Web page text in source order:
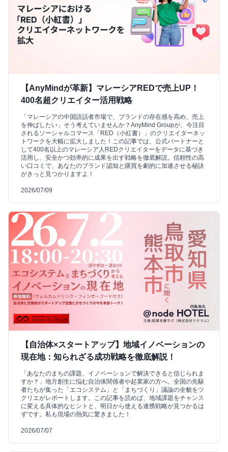
【AnyMindが革新】マレーシアREDで売上UP！
400名超クリエイター活用戦略
「マレーシアの中国語話者市場で、ブランドの存在感を高め、売上
を伸ばしたい」そう考えていませんか？AnyMind Groupが、今注目
されるソーシャルコマース「RED（小紅書）」のクリエイターネッ
トワークを大幅に拡大しました！この記事では、公式パートナーと
して400名以上のマレーシア人REDクリエイターをデータに基づき
活用し、安全かつ効率的に成果を出す戦略を徹底解説。信頼性の高
い口コミで、あなたのブランド認知と購買を劇的に加速させる秘訣
がきっと見つかりますよ！
2026/07/09
【自治体×スタートアップ】地域イノベーションの
現在地：知られざる成功戦略を徹底解説！
「あなたのまちの課題、イノベーションで解決できると信じられま
すか？」地方創生に悩む自治体関係者や起業家の方へ。全国の先駆
者たちが集った「エコシステム」と「まちづくり」議論の全貌をツ
クリエがレポートします。この記事を読めば、地域課題をチャンス
に変える具体的なヒントと、明日から使える連携戦略が見つかるは
ずです。私も現場の熱気に驚きました！
2026/07/07